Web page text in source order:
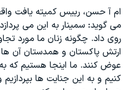
ام آ حسن، رييس کميته يافت
روی داد. چگونه زنان ما مورد
ارتش پاکستان و همدستان آن
عوض کنند. ما اينجا هستيم که
کنيم و به اين جنايت ها